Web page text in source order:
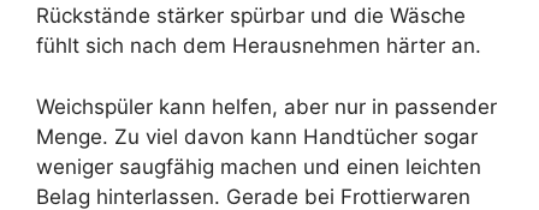
Rückstände stärker spürbar und die Wäsche
fühlt sich nach dem Herausnehmen härter an.
Weichspüler kann helfen, aber nur in passender
Menge. Zu viel davon kann Handtücher sogar
weniger saugfähig machen und einen leichten
Belag hinterlassen. Gerade bei Frottierwaren